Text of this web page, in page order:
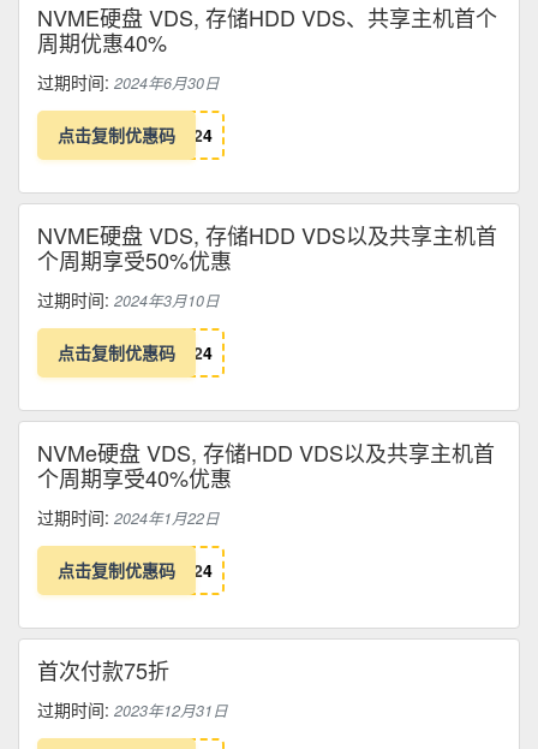
NVME硬盘 VDS, 存储HDD VDS、共享主机首个
周期优惠40%
过期时间: 2024年6月30日
点击复制优惠码 24
NVME硬盘 VDS, 存储HDD VDS以及共享主机首
个周期享受50%优惠
过期时间: 2024年3月10日
点击复制优惠码 24
NVMe硬盘 VDS, 存储HDD VDS以及共享主机首
个周期享受40%优惠
过期时间: 2024年1月22日
点击复制优惠码 24
首次付款75折
过期时间: 2023年12月31日